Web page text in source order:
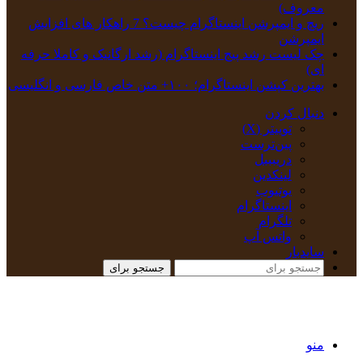
معروف)
ریچ و ایمپرشن اینستاگرام چیست؟ 7 راهکار های افزایش
ایمپرشن
چک‌ لیست رشد پیج اینستاگرام (رشد ارگانیک و کاملا حرفه
ای)
بهترین کپشن‌ اینستاگرام؛ ۱۰۰+ متن خاص فارسی و انگلیسی
دنبال کردن
توییتر (X)
‫پین‌ترست
دریبببل
لینکدین
یوتیوب
اینستاگرام
تلگرام
واتس آپ
سایدبار
جستجو برای
منو